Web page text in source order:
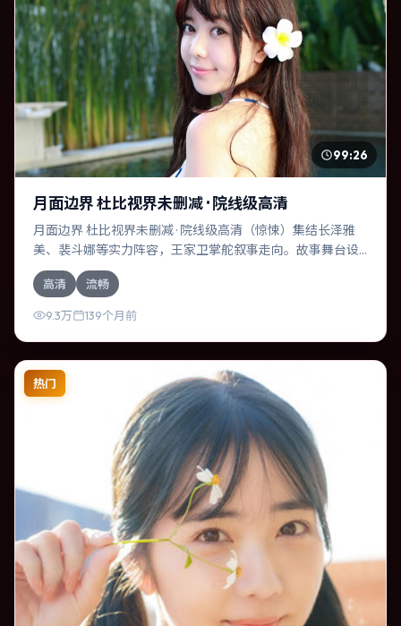
99:26
月面边界 杜比视界未删减 · 院线级高清
月面边界 杜比视界未删减 · 院线级高清（惊悚）集结长泽雅
美、裴斗娜等实力阵容，王家卫掌舵叙事走向。故事舞台设
定于中国大陆，围绕一次意外选择展开连锁反应；配乐与色
彩高度服务于主题，结尾留白耐人寻味。
高清 流畅
9.3万 139个月前
热门